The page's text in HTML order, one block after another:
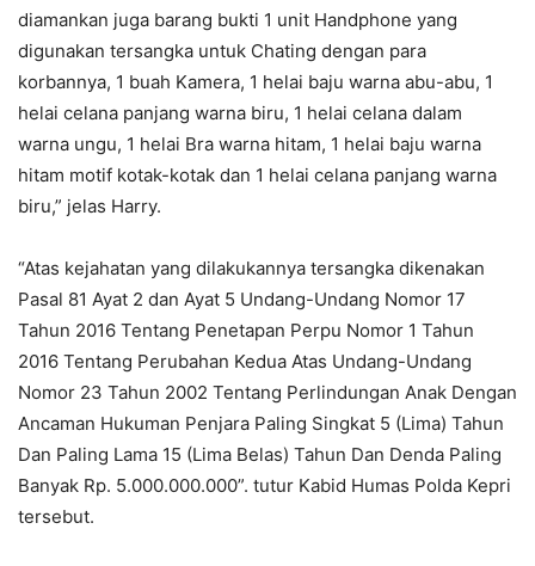
diamankan juga barang bukti 1 unit Handphone yang
digunakan tersangka untuk Chating dengan para
korbannya, 1 buah Kamera, 1 helai baju warna abu-abu, 1
helai celana panjang warna biru, 1 helai celana dalam
warna ungu, 1 helai Bra warna hitam, 1 helai baju warna
hitam motif kotak-kotak dan 1 helai celana panjang warna
biru,” jelas Harry.
“Atas kejahatan yang dilakukannya tersangka dikenakan
Pasal 81 Ayat 2 dan Ayat 5 Undang-Undang Nomor 17
Tahun 2016 Tentang Penetapan Perpu Nomor 1 Tahun
2016 Tentang Perubahan Kedua Atas Undang-Undang
Nomor 23 Tahun 2002 Tentang Perlindungan Anak Dengan
Ancaman Hukuman Penjara Paling Singkat 5 (Lima) Tahun
Dan Paling Lama 15 (Lima Belas) Tahun Dan Denda Paling
Banyak Rp. 5.000.000.000”. tutur Kabid Humas Polda Kepri
tersebut.